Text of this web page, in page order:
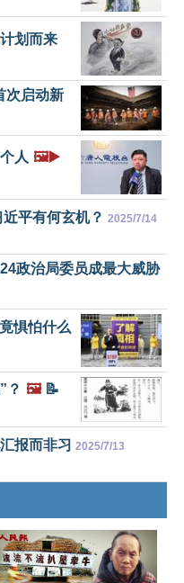
划而来
次启动新
人 🖼️▶️
平有何玄机？ 2025/7/14
政治局委员成最大威胁
惧怕什么
？ 🖼️📝
报而非习 2025/7/13